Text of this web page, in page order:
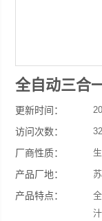
全自动三合
更新时间：
访问次数：
厂商性质：
产品厂地：
产品特点：